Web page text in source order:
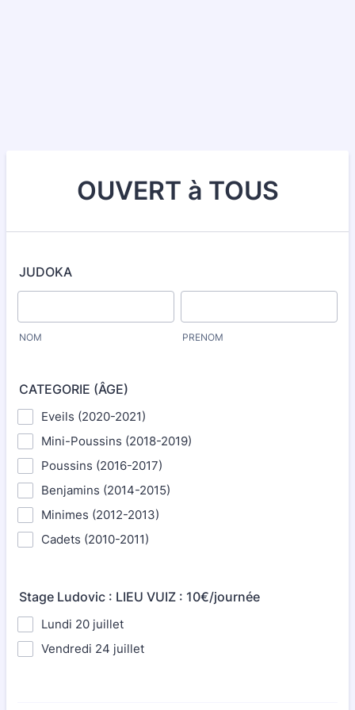
OUVERT à TOUS
JUDOKA
NOM PRENOM
CATEGORIE (ÂGE)
Eveils (2020-2021)
Mini-Poussins (2018-2019)
Poussins (2016-2017)
Benjamins (2014-2015)
Minimes (2012-2013)
Cadets (2010-2011)
Stage Ludovic : LIEU VUIZ : 10€/journée
Lundi 20 juillet
Vendredi 24 juillet